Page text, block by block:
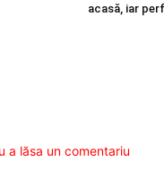
acasă, iar
a lăsa un comentariu